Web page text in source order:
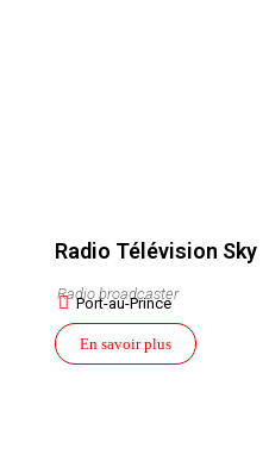
Radio Télévision Sky
Radio broadcaster
Port-au-Prince
En savoir plus